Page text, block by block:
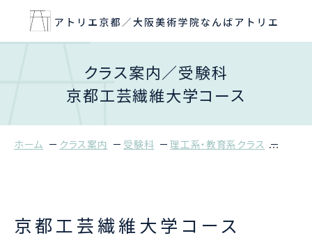
クラス案内／受験科
京都工芸繊維大学コース
ホーム クラス案内 受験科 理工系・教育系クラス
京都工芸繊維大学コース